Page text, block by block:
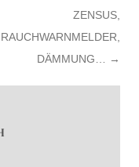
ZENSUS,
RAUCHWARNMELDER,
DÄMMUNG…
→